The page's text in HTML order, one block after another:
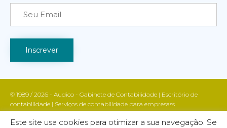
© 1989 / 2026 - Audico - Gabinete de Contabilidade | Escritório de
contabilidade | Serviços de contabilidade para empresass
os direitos reservados | AUDICO marca registada INPI nº 755988
Este site usa cookies para otimizar a sua navegação. Se